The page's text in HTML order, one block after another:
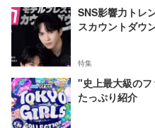
SNS影響力トレ
スカウントダウ
特集
"史上最大級の
たっぷり紹介